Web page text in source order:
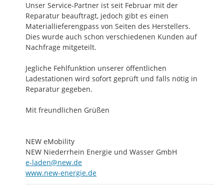
Unser Service-Partner ist seit Februar mit der
Reparatur beauftragt, jedoch gibt es einen
Materiallieferengpass von Seiten des Herstellers.
Dies wurde auch schon verschiedenen Kunden auf
Nachfrage mitgeteilt.
Jegliche Fehlfunktion unserer öffentlichen
Ladestationen wird sofort geprüft und falls nötig in
Reparatur gegeben.
Mit freundlichen Grüßen
NEW eMobility
e-laden@new.de
http://
www.new-energie.de